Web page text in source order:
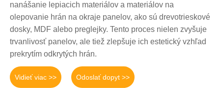
nanášanie lepiacich materiálov a materiálov na
olepovanie hrán na okraje panelov, ako sú drevotrieskové
dosky, MDF alebo preglejky. Tento proces nielen zvyšuje
trvanlivosť panelov, ale tiež zlepšuje ich estetický vzhľad
prekrytím odkrytých hrán.
Vidieť viac >> Odoslať dopyt >>